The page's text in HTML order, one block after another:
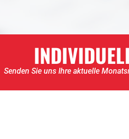
Senden Sie uns Ihre aktuelle